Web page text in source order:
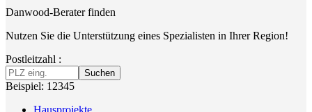
Danwood-Berater finden
Nutzen Sie die Unterstützung eines Spezialisten in Ihrer Region!
Postleitzahl :
Suchen
Beispiel: 12345